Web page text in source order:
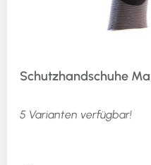
Schutzhandschuhe
5 Varianten verfügbar!